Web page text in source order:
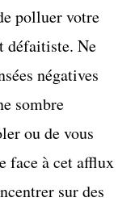
polluer votre
défaitiste. Ne
négatives
sombre
ou de vous
face à cet afflux
sur des